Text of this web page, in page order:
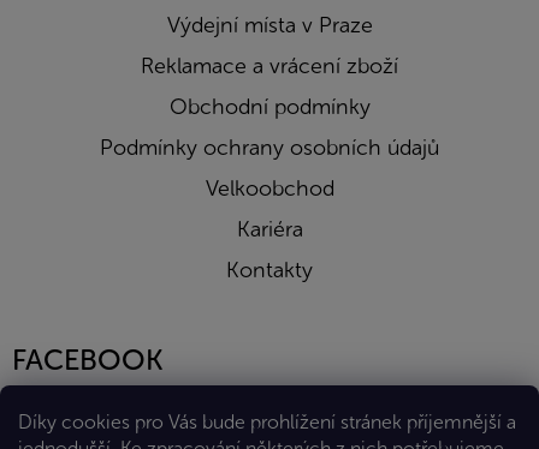
Díky cookies pro Vás bude prohlížení stránek příjemnější a
Výdejní místa v Praze
Reklamace a vrácení zboží
Obchodní podmínky
Podmínky ochrany osobních údajů
Velkoobchod
Kariéra
Kontakty
FACEBOOK